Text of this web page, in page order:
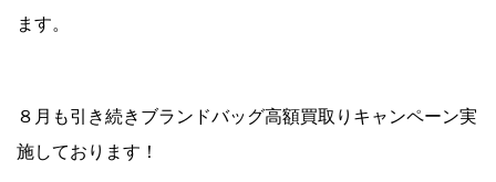
ます。
８月も引き続きブランドバッグ高額買取りキャンペーン実
施しております！